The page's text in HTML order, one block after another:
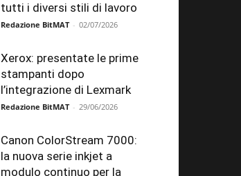
tutti i diversi stili di lavoro
Redazione BitMAT - 02/07/2026
Xerox: presentate le prime
stampanti dopo
l’integrazione di Lexmark
Redazione BitMAT - 29/06/2026
Canon ColorStream 7000:
la nuova serie inkjet a
modulo continuo per la